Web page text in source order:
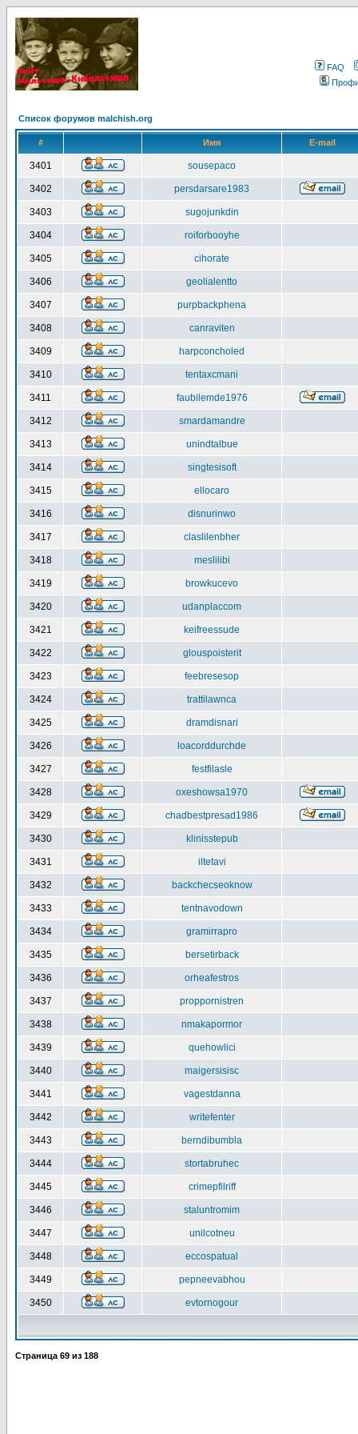
FAQ
Список форумов malchish.org
# Имя E-mail
3401 sousepaco
3402 persdarsare1983
3403 sugojunkdin
3404 roiforbooyhe
3405 cihorate
3406 geolialentto
3407 purpbackphena
3408 canraviten
3409 harpconcholed
3410 tentaxcmani
3411 faubilemde1976
3412 smardamandre
3413 unindtalbue
3414 singtesisoft
3415 ellocaro
3416 disnurinwo
3417 claslilenbher
3418 meslilibi
3419 browkucevo
3420 udanplaccom
3421 keifreessude
3422 glouspoisterit
3423 feebresesop
3424 trattilawnca
3425 dramdisnari
3426 loacorddurchde
3427 festfilasle
3428 oxeshowsa1970
3429 chadbestpresad1986
3430 klinisstepub
3431 iltetavi
3432 backchecseoknow
3433 tentnavodown
3434 gramirrapro
3435 bersetirback
3436 orheafestros
3437 proppornistren
3438 nmakapormor
3439 quehowlici
3440 maigersisisc
3441 vagestdanna
3442 writefenter
3443 berndibumbla
3444 stortabruhec
3445 crimepfilriff
3446 staluntromim
3447 unilcotneu
3448 eccospatual
3449 pepneevabhou
3450 evtornogour
Страница 69 из 188